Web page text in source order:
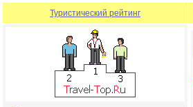
Туристический рейтинг